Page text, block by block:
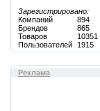
Зарегистрировано:
Компаний
894
Брендов
865
Товаров
10351
Пользователей
1915
Реклама